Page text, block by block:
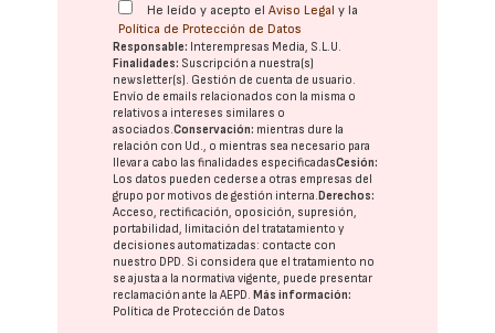
He leído y acepto elAviso Legal y la
Política de Protección de Datos
Responsable: Interempresas Media, S.L.U.
Finalidades: Suscripción a nuestra(s)
newsletter(s). Gestión de cuenta de usuario.
Envío de emails relacionados con la misma o
relativos a intereses similares o
asociados.Conservación: mientras dure la
relación con Ud., o mientras sea necesario para
llevar a cabo las finalidades especificadasCesión:
Los datos pueden cederse a otras empresas del
grupo por motivos de gestión interna.Derechos:
Acceso, rectificación, oposición, supresión,
portabilidad, limitación del tratatamiento y
decisiones automatizadas: contacte con
nuestro DPD . Si considera que el tratamiento no
se ajusta a la normativa vigente, puede presentar
reclamación ante laAEPD .Más información:
Política de Protección de Datos